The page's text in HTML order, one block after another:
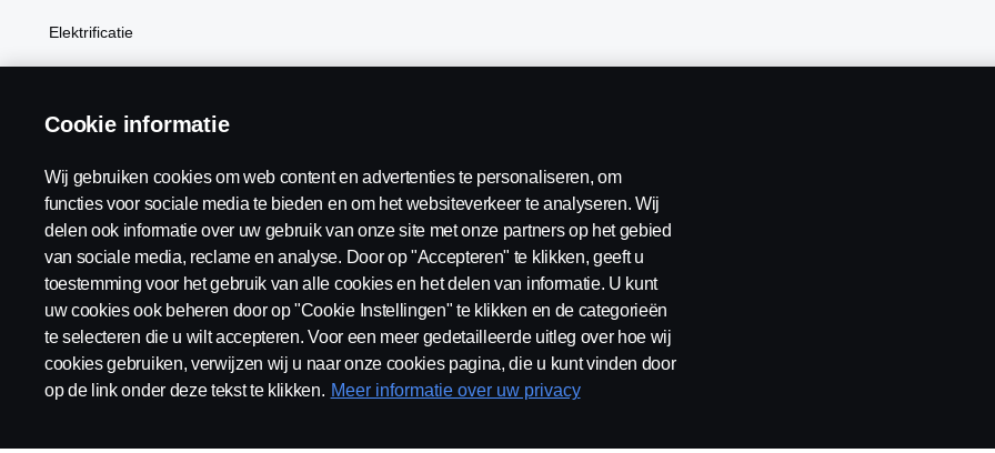
Elektrificatie
Scania Nederland:
Algemene voorwaarden Juridische bepalingen Privacy verklaring Contact Klokkenluiden
Cookie informatie
Wij gebruiken cookies om web content en advertenties te personaliseren, om
functies voor sociale media te bieden en om het websiteverkeer te analyseren. Wij
delen ook informatie over uw gebruik van onze site met onze partners op het gebied
van sociale media, reclame en analyse. Door op "Accepteren" te klikken, geeft u
toestemming voor het gebruik van alle cookies en het delen van informatie. U kunt
uw cookies ook beheren door op "Cookie Instellingen" te klikken en de categorieën
te selecteren die u wilt accepteren. Voor een meer gedetailleerde uitleg over hoe wij
cookies gebruiken, verwijzen wij u naar onze cookies pagina, die u kunt vinden door
op de link onder deze tekst te klikken. Meer informatie over uw privacy